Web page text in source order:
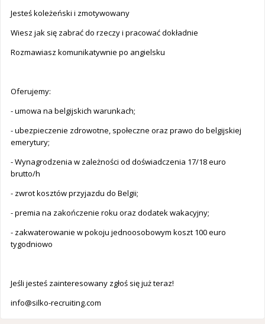
Jesteś koleżeński i zmotywowany
Wiesz jak się zabrać do rzeczy i pracować dokładnie
Rozmawiasz komunikatywnie po angielsku
Oferujemy:
- umowa na belgijskich warunkach;
- ubezpieczenie zdrowotne, społeczne oraz prawo do belgijskiej
emerytury;
- Wynagrodzenia w zależności od doświadczenia 17/18 euro
brutto/h
- zwrot kosztów przyjazdu do Belgii;
- premia na zakończenie roku oraz dodatek wakacyjny;
- zakwaterowanie w pokoju jednoosobowym koszt 100 euro
tygodniowo
Jeśli jesteś zainteresowany zgłoś się już teraz!
info@silko-recruiting.com